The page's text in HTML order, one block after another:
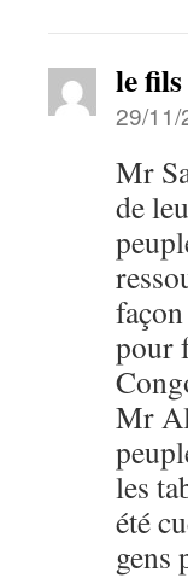
le
29/11/
Mr
de
pour
Mr
les
été
gens